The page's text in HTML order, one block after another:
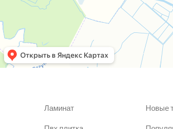
Ламинат Новые